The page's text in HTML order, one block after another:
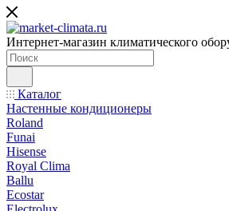
Интернет-магазин климатического
Каталог
Настенные кондиционеры
Roland
Funai
Hisense
Royal Clima
Ballu
Ecostar